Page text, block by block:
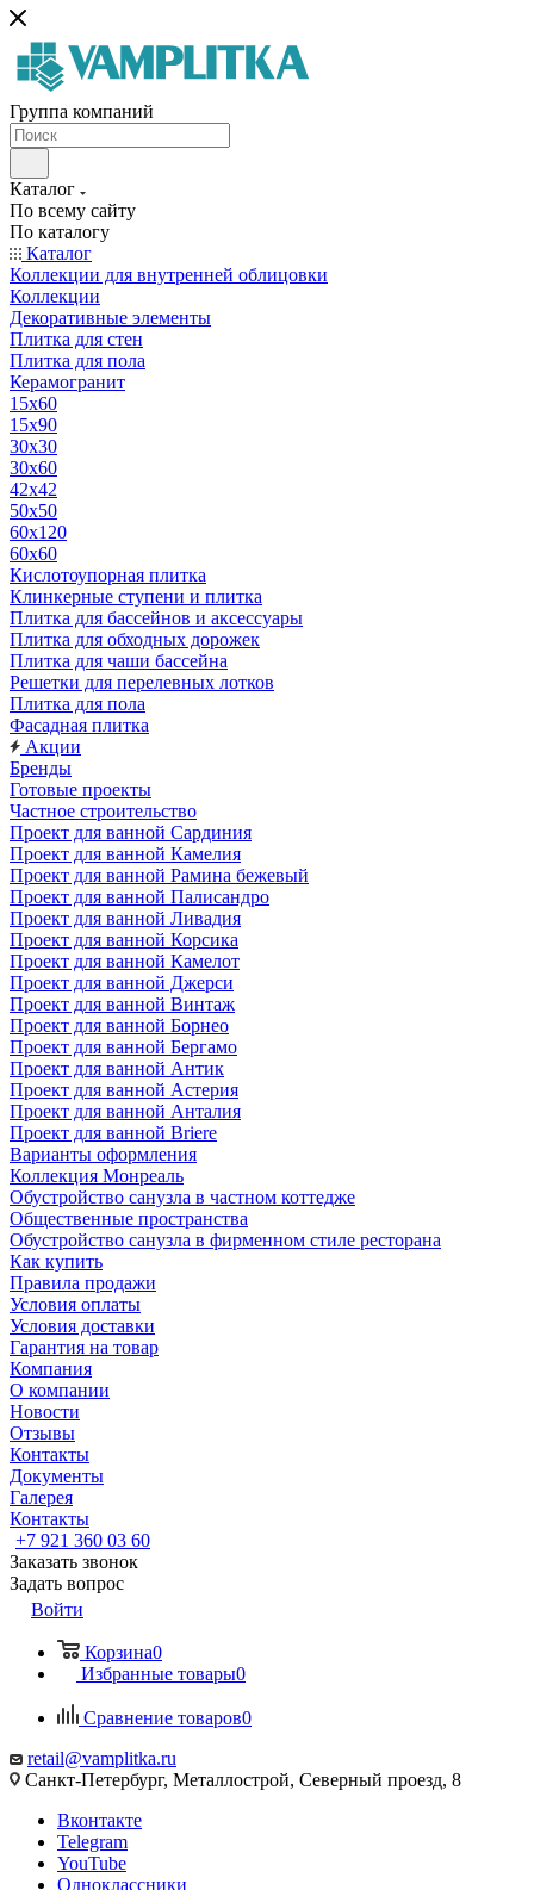
Группа компаний
Каталог
По всему сайту
По каталогу
Каталог
Коллекции для внутренней облицовки
Коллекции
Декоративные элементы
Плитка для стен
Плитка для пола
Керамогранит
15х60
15x90
30х30
30х60
42х42
50х50
60х120
60х60
Кислотоупорная плитка
Клинкерные ступени и плитка
Плитка для бассейнов и аксессуары
Плитка для обходных дорожек
Плитка для чаши бассейна
Решетки для перелевных лотков
Плитка для пола
Фасадная плитка
Акции
Бренды
Готовые проекты
Частное строительство
Проект для ванной Сардиния
Проект для ванной Камелия
Проект для ванной Рамина бежевый
Проект для ванной Палисандро
Проект для ванной Ливадия
Проект для ванной Корсика
Проект для ванной Камелот
Проект для ванной Джерси
Проект для ванной Винтаж
Проект для ванной Борнео
Проект для ванной Бергамо
Проект для ванной Антик
Проект для ванной Астерия
Проект для ванной Анталия
Проект для ванной Briere
Варианты оформления
Коллекция Монреаль
Обустройство санузла в частном коттедже
Общественные пространства
Обустройство санузла в фирменном стиле ресторана
Как купить
Правила продажи
Условия оплаты
Условия доставки
Гарантия на товар
Компания
О компании
Новости
Отзывы
Контакты
Документы
Галерея
Контакты
+7 921 360 03 60
Заказать звонок
Задать вопрос
Войти
Корзина0
Избранные товары0
Сравнение товаров0
retail@vamplitka.ru
Санкт-Петербург, Металлострой, Северный проезд, 8
Вконтакте
Telegram
YouTube
Одноклассники